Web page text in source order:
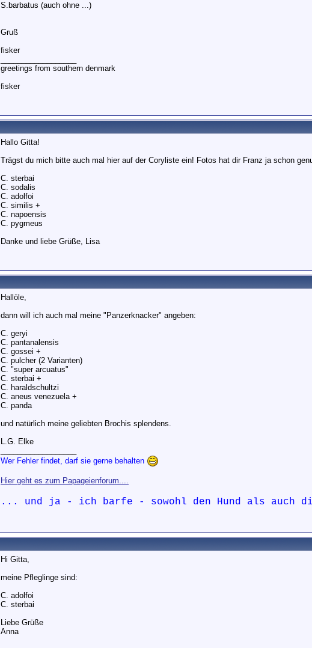
S.barbatus (auch ohne ...)
Gruß
fisker
greetings from southern denmark
fisker
Hallo Gitta!
Trägst du mich bitte auch mal hier auf der Coryliste ein! Fotos hat dir Franz ja schon
C. sterbai
C. sodalis
C. adolfoi
C. similis +
C. napoensis
C. pygmeus
Danke und liebe Grüße, Lisa
Hallöle,
dann will ich auch mal meine "Panzerknacker" angeben:
C. geryi
C. pantanalensis
C. gossei +
C. pulcher (2 Varianten)
C. "super arcuatus"
C. sterbai +
C. haraldschultzi
C. aneus venezuela +
C. panda
und natürlich meine geliebten Brochis splendens.
L.G. Elke
Wer Fehler findet, darf sie gerne behalten
Hier geht es zum Papageienforum....
... und ja - ich barfe - sowohl den Hund als auch
Hi Gitta,
meine Pfleglinge sind:
C. adolfoi
C. sterbai
Liebe Grüße
Anna